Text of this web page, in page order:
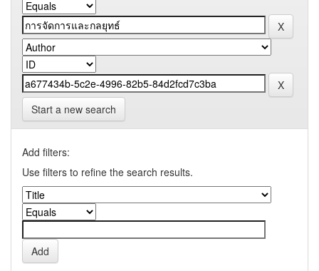
Start a new search
Add filters:
Use filters to refine the search results.